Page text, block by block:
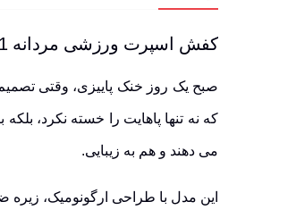
کفش اسپرت ورزشی مردانه Humtto 230871A-1 | انتخابی خاص با رنگ بندی متنوع و ست خانوادگی
صبح یک روز خنک پاییزی، وقتی
می دهند و هم به زیبایی.
این مدل با طراحی ارگونومیک،